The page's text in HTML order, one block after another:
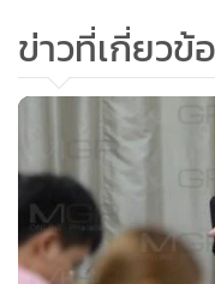
ข่าวที่เกี่ยวข้